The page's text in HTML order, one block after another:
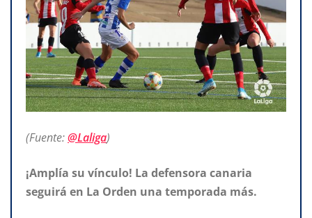
(Fuente:@Laliga)
¡Amplía su vínculo! La defensora canaria
seguirá en La Orden una temporada más.